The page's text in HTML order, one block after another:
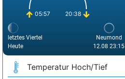
05:57 20:38
letztes Viertel
Heute
Neumond
12.08 23:15
Temperatur Hoch/Tief